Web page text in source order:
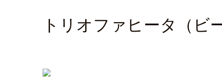
トリオファヒータ（